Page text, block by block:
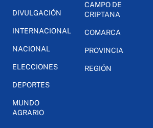
DIVULGACIÓN
INTERNACIONAL
NACIONAL
ELECCIONES
DEPORTES
MUNDO
AGRARIO
CAMPO DE
CRIPTANA
COMARCA
PROVINCIA
REGIÓN